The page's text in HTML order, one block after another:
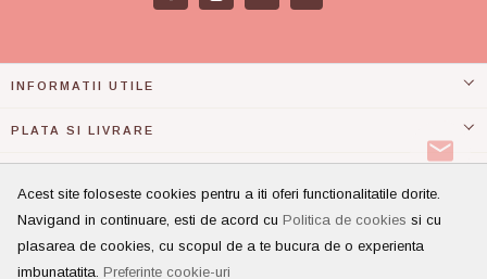
Acest site foloseste cookies pentru a iti oferi functionalitatile dorite.
Navigand in continuare, esti de acord cu Politica de cookies si cu
plasarea de cookies, cu scopul de a te bucura de o experienta
imbunatatita. Preferinte cookie-uri
INFORMATII UTILE
PLATA SI LIVRARE
CONT CLIENT